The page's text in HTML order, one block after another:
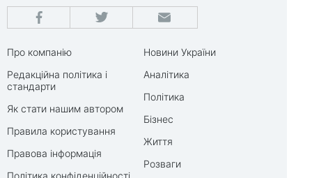
Про компанію
Редакційна політика і
стандарти
Як стати нашим автором
Правила користування
Правова інформація
Новини України
Аналітика
Політика
Бізнес
Життя
Розваги